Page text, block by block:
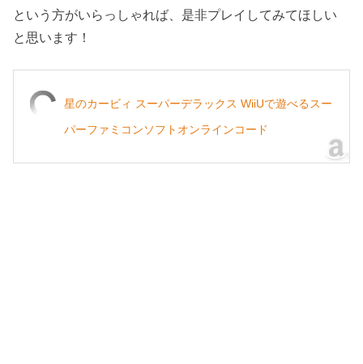
という方がいらっしゃれば、是非プレイしてみてほしい
と思います！
星のカービィ スーパーデラックス WiiUで遊べるスー
パーファミコンソフトオンラインコード